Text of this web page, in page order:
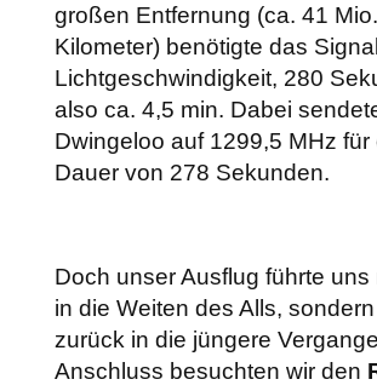
großen Entfernung (ca. 41 Mio.
Kilometer) benötigte das
Lichtgeschwindigkeit, 280
also ca. 4,5 min. Dabei
Dwingeloo auf 1299,5 MHz für
Dauer von 278 Sekunden.
Doch unser Ausflug führte uns
in die Weiten des Alls,
zurück in die jüngere
Anschluss besuchten wir den